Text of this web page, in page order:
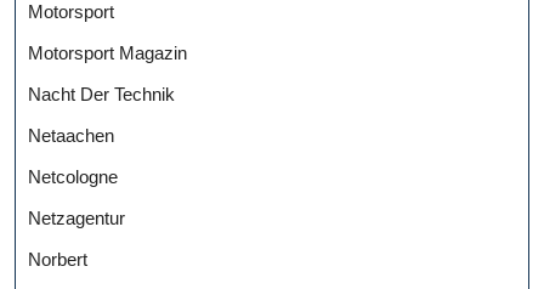
Motorsport
Motorsport Magazin
Nacht Der Technik
Netaachen
Netcologne
Netzagentur
Norbert